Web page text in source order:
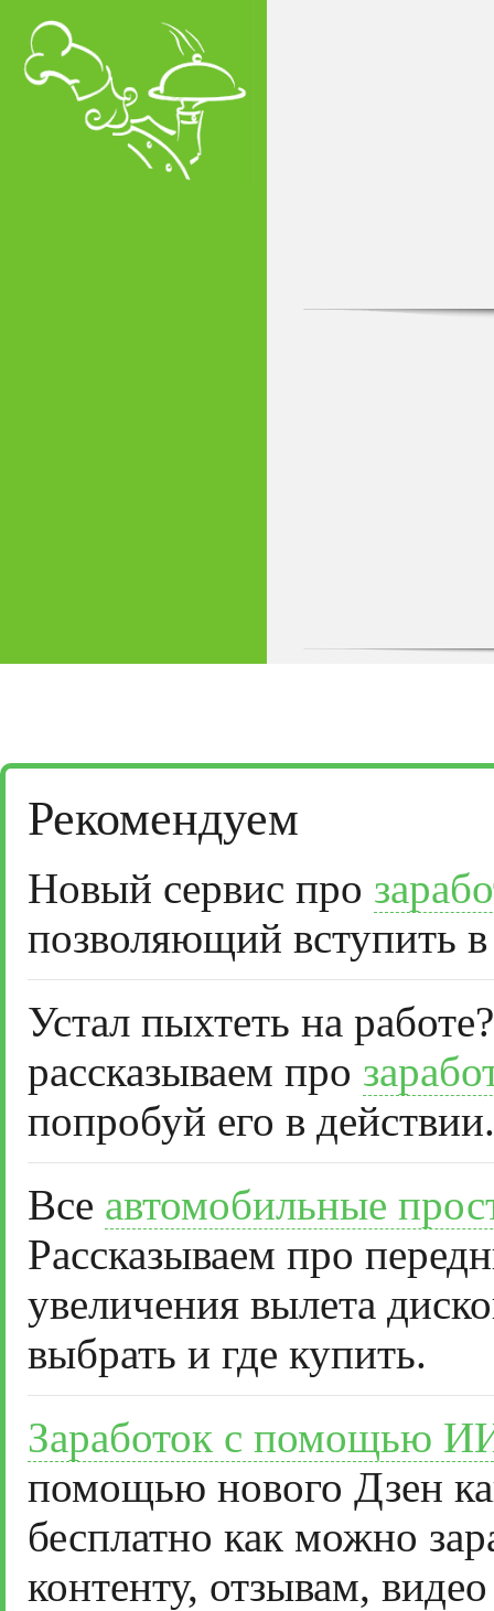
Рекомендуем
Новый сервис про
позволяющий вступить
Устал пыхтеть на
рассказываем про
попробуй его в действии.
Все автомобильные
Рассказываем про
увеличения вылета
выбрать и где купить.
Заработок с помощью
помощью нового Дзен
бесплатно как можно
контенту, отзывам,